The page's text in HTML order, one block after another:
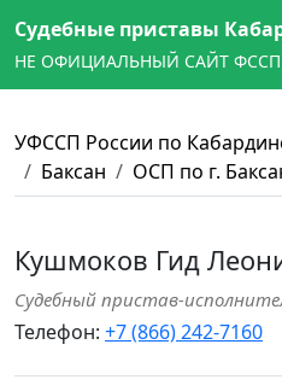
Судебные приставы
НЕ ОФИЦИАЛЬНЫЙ САЙТ ФССП
УФССП России по
Баксан
ОСП по г.
Кушмоков Гид
Судебный пристав-
Телефон: +7 (866) 242-7160